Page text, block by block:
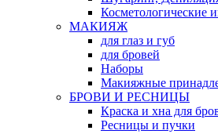
Косметологические
МАКИЯЖ
для глаз и губ
для бровей
Наборы
Макияжные
БРОВИ И РЕСНИЦЫ
Краска и хна для
Ресницы и пучки